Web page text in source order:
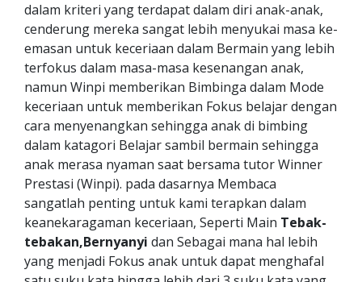
dalam kriteri yang terdapat dalam diri anak-anak,
cenderung mereka sangat lebih menyukai masa ke-
emasan untuk keceriaan dalam Bermain yang lebih
terfokus dalam masa-masa kesenangan anak,
namun Winpi memberikan Bimbinga dalam Mode
keceriaan untuk memberikan Fokus belajar dengan
cara menyenangkan sehingga anak di bimbing
dalam katagori Belajar sambil bermain sehingga
anak merasa nyaman saat bersama tutor Winner
Prestasi (Winpi). pada dasarnya Membaca
sangatlah penting untuk kami terapkan dalam
keanekaragaman keceriaan, Seperti Main Tebak-
tebakan,Bernyanyi dan Sebagai mana hal lebih
yang menjadi Fokus anak untuk dapat menghafal